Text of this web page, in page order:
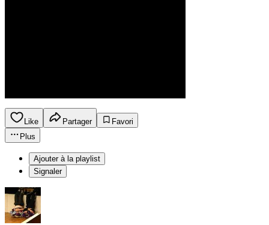
Like Partager
Favori
Plus
Ajouter à la playlist
Signaler